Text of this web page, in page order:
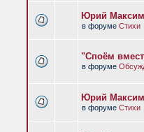
Юрий
в форуме Стихи
"Споём
в форуме
Юрий
в форуме Стихи